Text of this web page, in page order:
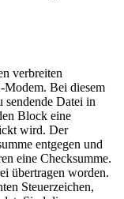
verbreiten
Modem. Bei diesem
sendende Datei in
Block eine
wird. Der
entgegen und
eine Checksumme.
übertragen worden.
Steuerzeichen,